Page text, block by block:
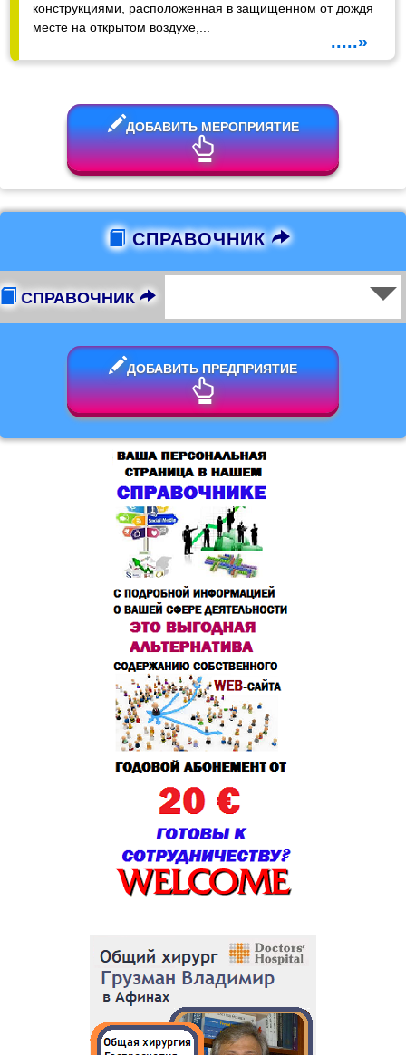
конструкциями, расположенная в защищенном от дождя
месте на открытом воздухе,...
.....»
ДОБАВИТЬ МЕРОПРИЯТИЕ
СПРАВОЧНИК
СПРАВОЧНИК
ДОБАВИТЬ ПРЕДПРИЯТИЕ